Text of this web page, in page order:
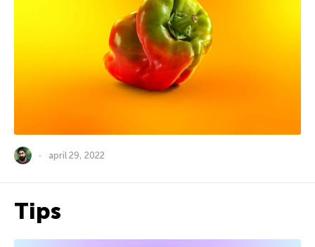
april 29, 2022
Tips